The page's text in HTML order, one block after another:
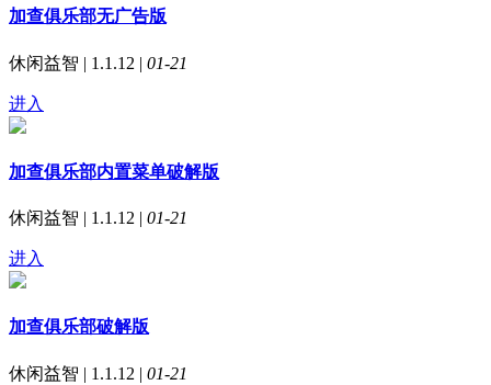
加查俱乐部无广告版
休闲益智 | 1.1.12 | 01-21
进入
加查俱乐部内置菜单破解版
休闲益智 | 1.1.12 | 01-21
进入
加查俱乐部破解版
休闲益智 | 1.1.12 | 01-21